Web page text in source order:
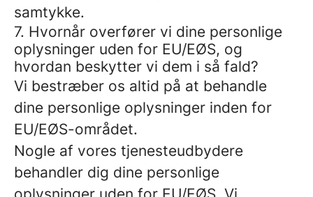
samtykke.
7. Hvornår overfører vi dine personlige
oplysninger uden for EU/EØS, og
hvordan beskytter vi dem i så fald?
Vi bestræber os altid på at behandle
dine personlige oplysninger inden for
EU/EØS-området.
Nogle af vores tjenesteudbydere
behandler dig dine personlige